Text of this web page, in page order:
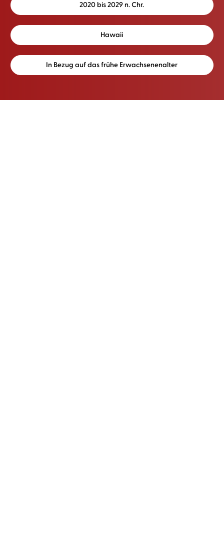
2020 bis 2029 n. Chr.
Hawaii
In Bezug auf das frühe Erwachsenenalter